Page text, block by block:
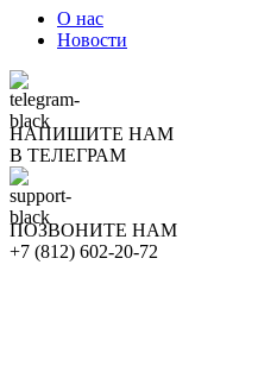
О нас
Новости
НАПИШИТЕ НАМ
В ТЕЛЕГРАМ
ПОЗВОНИТЕ НАМ
+7 (812) 602-20-72